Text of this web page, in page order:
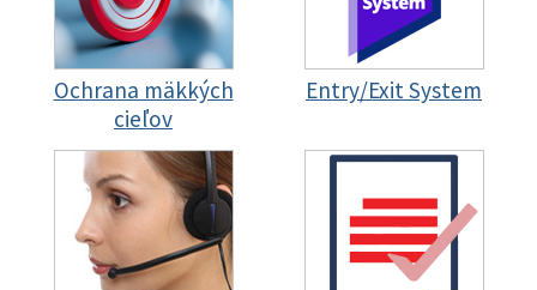
Ochrana mäkkých
cieľov
Entry/Exit System